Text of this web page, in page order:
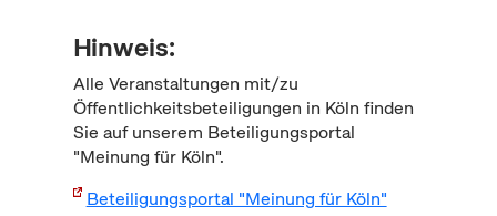
Hinweis:
Alle Veranstaltungen mit/zu
Öffentlichkeitsbeteiligungen in Köln finden
Sie auf unserem Beteiligungsportal
"Meinung für Köln".
Beteiligungsportal "Meinung für Köln"